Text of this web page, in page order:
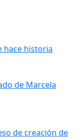
hace historia
de Marcela
de creación de